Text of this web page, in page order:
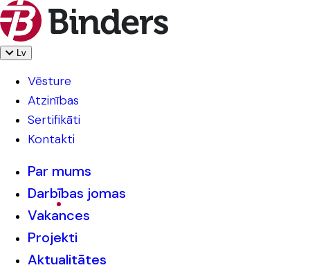
Lv
Vēsture
Atzinības
Sertifikāti
Kontakti
Par mums
Darbības jomas
Vakances
Projekti
Aktualitātes